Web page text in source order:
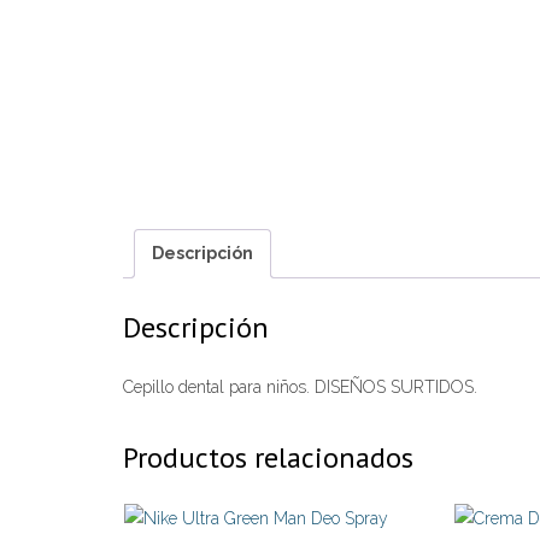
Descripción
Descripción
Cepillo dental para niños. DISEÑOS SURTIDOS.
Productos relacionados